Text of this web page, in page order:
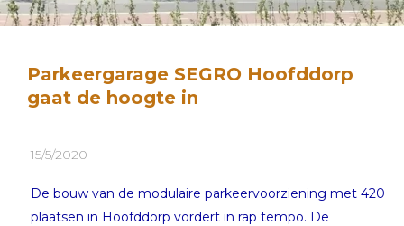
Parkeergarage SEGRO Hoofddorp
gaat de hoogte in
15/5/2020
De bouw van de modulaire parkeervoorziening met 420
plaatsen in Hoofddorp vordert in rap tempo. De